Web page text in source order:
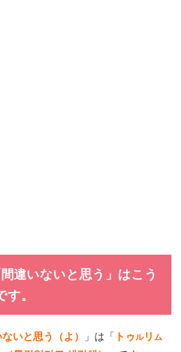
違いないと思う」はこう
。
いと思う（よ） 」は「 トゥルリ ム